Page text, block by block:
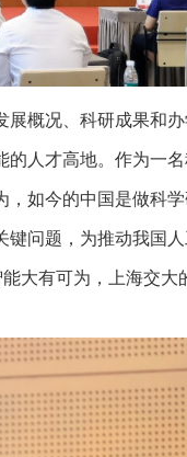
概况、科研成果和
的人才高地。作为一
，如今的中国是做科
问题，为推动我国
大有可为，上海交大